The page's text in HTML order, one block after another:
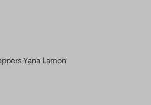
Yana Lamon